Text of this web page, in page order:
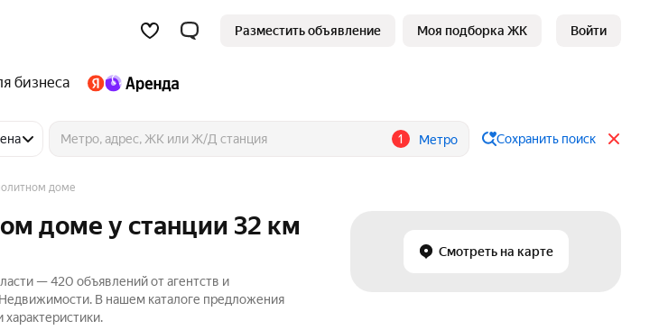
Разместить объявление Моя подборка ЖК Войти
бизнеса
1 Метро Сохранить поиск
Смотреть на карте
доме
доме у станции 32 км
— 420 объявлений от агентств и
В нашем каталоге предложения